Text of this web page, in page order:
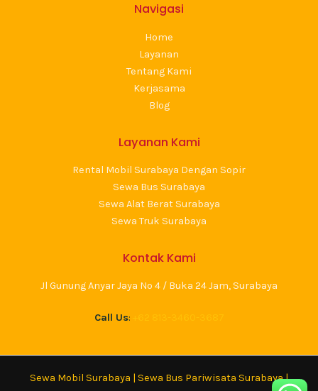
Navigasi
Home
Layanan
Tentang Kami
Kerjasama
Blog
Layanan Kami
Rental Mobil Surabaya Dengan Sopir
Sewa Bus Surabaya
Sewa Alat Berat Surabaya
Sewa Truk Surabaya
Kontak Kami
Jl Gunung Anyar Jaya No 4 / Buka 24 Jam, Surabaya
Call Us:
Sewa Mobil Surabaya | Sewa Bus Pariwisata Surabaya|